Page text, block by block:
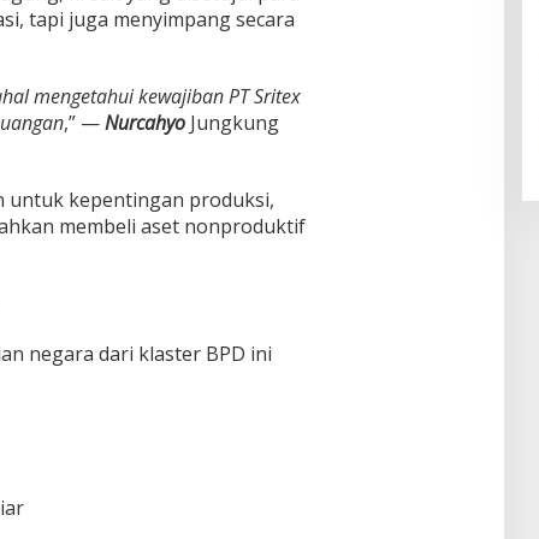
tapi juga menyimpang secara
mengetahui kewajiban PT Sritex
,” —Nurcahyo Jungkung
untuk kepentingan produksi,
membeli aset nonproduktif
negara dari klaster BPD ini
Warga Berebut Kuota
Di Daerah, Nasional
09:13 WIB